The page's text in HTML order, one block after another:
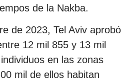
de la Nakba.
de 2023, Tel Aviv aprobó
12 mil 855 y 13 mil
en las zonas
mil de ellos habitan